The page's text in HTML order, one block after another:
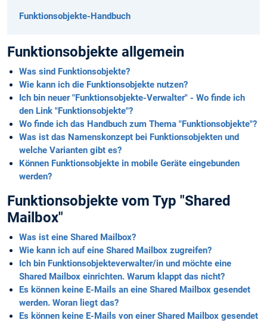
Funktionsobjekte-Handbuch
Funktionsobjekte allgemein
Was sind Funktionsobjekte?
Wie kann ich die Funktionsobjekte nutzen?
Ich bin neuer "Funktionsobjekte-Verwalter" - Wo finde ich
den Link "Funktionsobjekte"?
Wo finde ich das Handbuch zum Thema "Funktionsobjekte"?
Was ist das Namenskonzept bei Funktionsobjekten und
welche Varianten gibt es?
Können Funktionsobjekte in mobile Geräte eingebunden
werden?
Funktionsobjekte vom Typ "Shared
Mailbox"
Was ist eine Shared Mailbox?
Wie kann ich auf eine Shared Mailbox zugreifen?
Ich bin Funktionsobjekteverwalter/in und möchte eine
Shared Mailbox einrichten. Warum klappt das nicht?
Es können keine E-Mails an eine Shared Mailbox gesendet
werden. Woran liegt das?
Es können keine E-Mails von einer Shared Mailbox gesendet